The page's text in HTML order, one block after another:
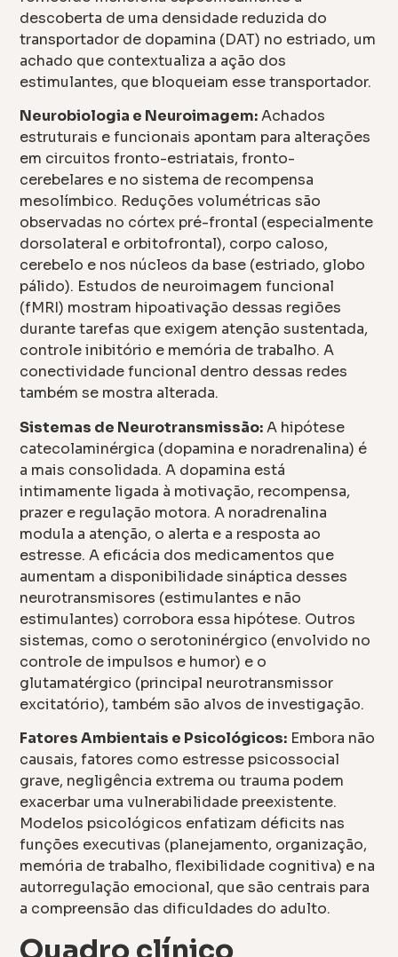
descoberta de uma densidade reduzida do
transportador de dopamina (DAT) no estriado, um
achado que contextualiza a ação dos
estimulantes, que bloqueiam esse transportador.
Neurobiologia e Neuroimagem:Achados
estruturais e funcionais apontam para alterações
em circuitos fronto-estriatais, fronto-
cerebelares e no sistema de recompensa
mesolímbico. Reduções volumétricas são
observadas no córtex pré-frontal (especialmente
dorsolateral e orbitofrontal), corpo caloso,
cerebelo e nos núcleos da base (estriado, globo
pálido). Estudos de neuroimagem funcional
(fMRI) mostram hipoativação dessas regiões
durante tarefas que exigem atenção sustentada,
controle inibitório e memória de trabalho. A
conectividade funcional dentro dessas redes
também se mostra alterada.
Sistemas de Neurotransmissão:A hipótese
catecolaminérgica (dopamina e noradrenalina) é
a mais consolidada. A dopamina está
intimamente ligada à motivação, recompensa,
prazer e regulação motora. A noradrenalina
modula a atenção, o alerta e a resposta ao
estresse. A eficácia dos medicamentos que
aumentam a disponibilidade sináptica desses
neurotransmisores (estimulantes e não
estimulantes) corrobora essa hipótese. Outros
sistemas, como o serotoninérgico (envolvido no
controle de impulsos e humor) e o
glutamatérgico (principal neurotransmissor
excitatório), também são alvos de investigação.
Fatores Ambientais e Psicológicos: Embora não
causais, fatores como estresse psicossocial
grave, negligência extrema ou trauma podem
exacerbar uma vulnerabilidade preexistente.
Modelos psicológicos enfatizam déficits nas
funções executivas (planejamento, organização,
memória de trabalho, flexibilidade cognitiva) e na
autorregulação emocional, que são centrais para
a compreensão das dificuldades do adulto.
Quadro clínico